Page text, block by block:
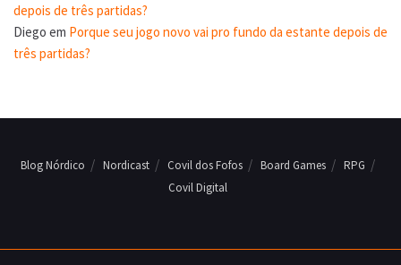
depois de três partidas?
Diego em Porque seu jogo novo vai pro fundo da estante depois de
três partidas?
Blog Nórdico Nordicast Covil dos Fofos Board Games
RPG
Covil Digital